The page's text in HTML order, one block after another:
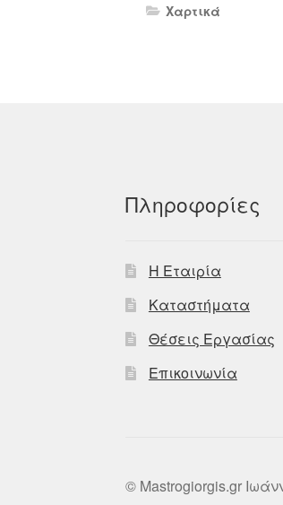
Χαρτικά
Πληροφορίες
Η Εταιρία
Καταστήματα
Θέσεις Εργασίας
Επικοινωνία
© Mastrogiorgis.gr